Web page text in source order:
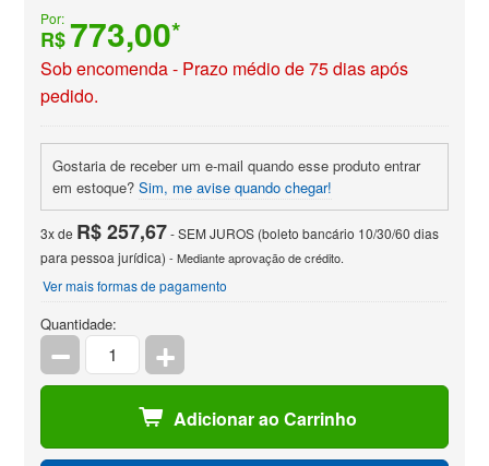
Por:
R$773,00*
Sob encomenda - Prazo médio de 75 dias após
pedido.
Gostaria de receber um e-mail quando esse produto entrar
em estoque?Sim, me avise quando chegar!
3x de R$ 257,67- SEM JUROS (boleto bancário 10/30/60 dias
para pessoa jurídica) - Mediante aprovação de crédito.
Ver mais formas de pagamento
Quantidade:
Adicionar ao Carrinho